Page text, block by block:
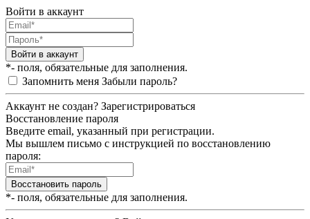
Войти в аккаунт
Войти в аккаунт
*- поля, обязательные для заполнения.
Запомнить меня Забыли пароль?
Аккаунт не создан? Зарегистрироваться
Восстановление пароля
Введите email, указанный при регистрации.
Мы вышлем письмо с инструкцией по восстановлению
пароля:
Восстановить пароль
*- поля, обязательные для заполнения.